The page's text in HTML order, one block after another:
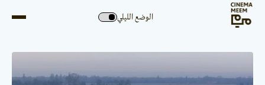
الوضع الليلي